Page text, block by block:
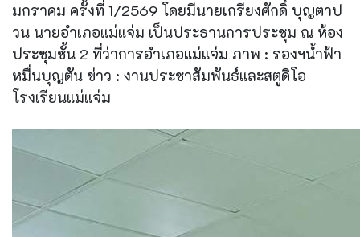
มกราคม ครั้งที่ 1/2569 โดยมีนายเกรียงศักดิ์ บุญตาป
วน นายอำเภอแม่แจ่ม เป็นประธานการประชุม ณ ห้อง
ประชุมชั้น 2 ที่ว่าการอำเภอแม่แจ่ม ภาพ : รองฯน้ำฟ้า
หมื่นบุญตัน ข่าว : งานประชาสัมพันธ์และสตูดิโอ
โรงเรียนแม่แจ่ม